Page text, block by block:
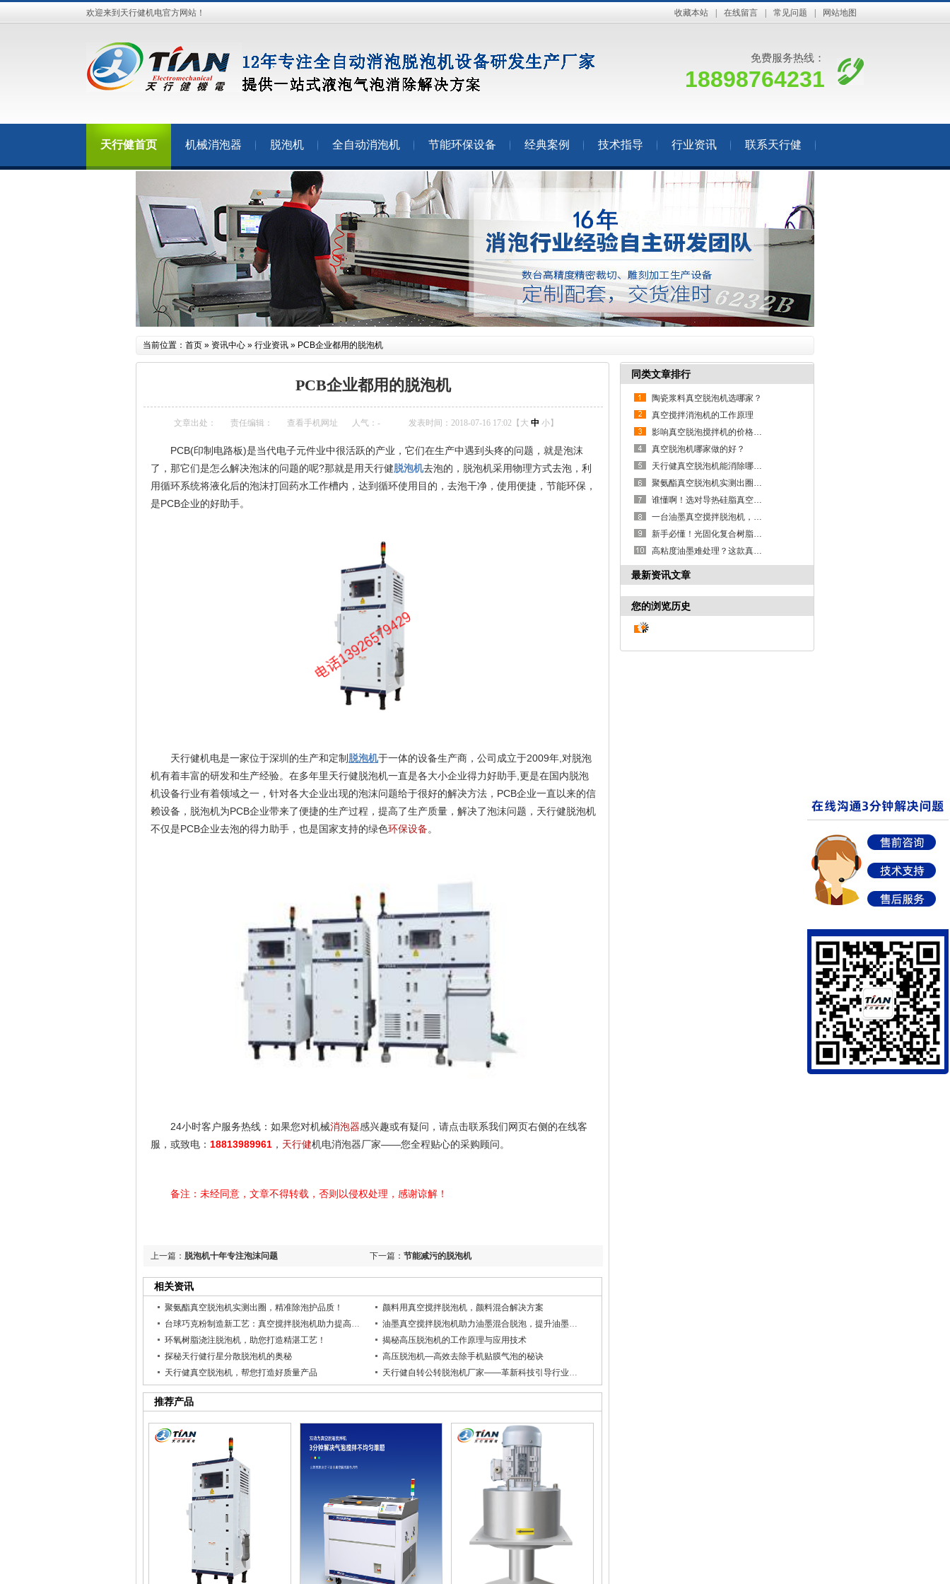
收藏本站 在线留言 常见问题 网站地图
欢迎来到天行健机电官方网站！
免费服务热线：
18898764231
天行健首页 机械消泡器 脱泡机 全自动消泡机 节能环保设备 经典案例 技术指导 行业资讯 联系天行健
当前位置： 首页 » 资讯中心 » 行业资讯 » PCB企业都用的脱泡机
PCB企业都用的脱泡机
文章出处： 责任编辑： 查看手机网址 人气： - 发表时间：2018-07-16 17:02【 大 中 小】
PCB(印制电路板)是当代电子元件业中很活跃的产业，它们在生产中遇到头疼的问题，就是泡沫
了，那它们是怎么解决泡沫的问题的呢?那就是用天行健脱泡机去泡的，脱泡机采用物理方式去泡，利
用循环系统将液化后的泡沫打回药水工作槽内，达到循环使用目的，去泡干净，使用便捷，节能环保，
是PCB企业的好助手。
天行健机电是一家位于深圳的生产和定制 脱泡机于一体的设备生产商，公司成立于2009年,对脱泡
机有着丰富的研发和生产经验。在多年里天行健脱泡机一直是各大小企业得力好助手,更是在国内脱泡
机设备行业有着领域之一，针对各大企业出现的泡沫问题给于很好的解决方法，PCB企业一直以来的信
赖设备，脱泡机为PCB企业带来了便捷的生产过程，提高了生产质量，解决了泡沫问题，天行健脱泡机
不仅是PCB企业去泡的得力助手，也是国家支持的绿色环保设备。
24小时客户服务热线：如果您对机械消泡器感兴趣或有疑问，请点击联系我们网页右侧的在线客
服，或致电： 18813989961 ， 天行健机电消泡器厂家——您全程贴心的采购顾问。
备注：未经同意，文章不得转载，否则以侵权处理，感谢谅解！
下一篇： 节能减污的脱泡机
上一篇： 脱泡机十年专注泡沫问题
相关资讯
聚氨酯真空脱泡机实测出圈，精准除泡护品质！
颜料用真空搅拌脱泡机，颜料混合解决方案
台球巧克粉制造新工艺：真空搅拌脱泡机助力提高品质生产
油墨真空搅拌脱泡机助力油墨混合脱泡，提升油墨品质
环氧树脂浇注脱泡机，助您打造精湛工艺！
揭秘高压脱泡机的工作原理与应用技术
探秘天行健行星分散脱泡机的奥秘
高压脱泡机—高效去除手机贴膜气泡的秘诀
天行健真空脱泡机，帮您打造好质量产品
天行健自转公转脱泡机厂家——革新科技引导行业变革
推荐产品
同类文章排行
陶瓷浆料真空脱泡机选哪家？
真空搅拌消泡机的工作原理
影响真空脱泡搅拌机的价格因素有哪些？
真空脱泡机哪家做的好？
天行健真空脱泡机能消除哪些材料气泡？
聚氨酯真空脱泡机实测出圈，精准除泡护品质！
谁懂啊！选对导热硅脂真空脱泡机，产能直接翻倍
一台油墨真空搅拌脱泡机，搞定脱泡混合两大难题
新手必懂！光固化复合树脂真空脱泡机科普干货
高粘度油墨难处理？这款真空除泡机消泡混合全拿捏
最新资讯文章
您的浏览历史